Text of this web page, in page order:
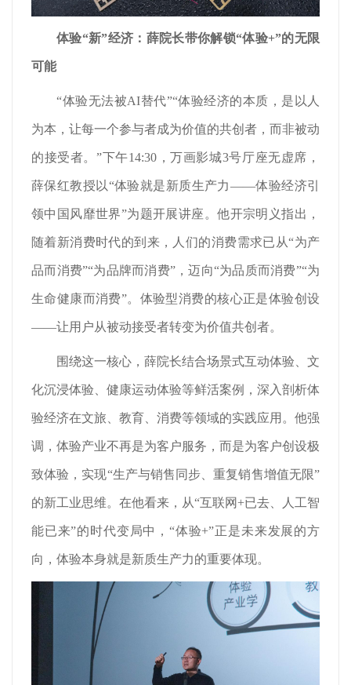
体验“新”经济：薛院长带你解锁“体验+”的无限
可能
“体验无法被AI替代”“体验经济的本质，是以人
为本，让每一个参与者成为价值的共创者，而非被动
的接受者。”下午14:30，万画影城3号厅座无虚席，
薛保红教授以“体验就是新质生产力——体验经济引
领中国风靡世界”为题开展讲座。他开宗明义指出，
随着新消费时代的到来，人们的消费需求已从“为产
品而消费”“为品牌而消费”，迈向“为品质而消费”“为
生命健康而消费”。体验型消费的核心正是体验创设
——让用户从被动接受者转变为价值共创者。
围绕这一核心，薛院长结合场景式互动体验、文
化沉浸体验、健康运动体验等鲜活案例，深入剖析体
验经济在文旅、教育、消费等领域的实践应用。他强
调，体验产业不再是为客户服务，而是为客户创设极
致体验，实现“生产与销售同步、重复销售增值无限”
的新工业思维。在他看来，从“互联网+已去、人工智
能已来”的时代变局中，“体验+”正是未来发展的方
向，体验本身就是新质生产力的重要体现。